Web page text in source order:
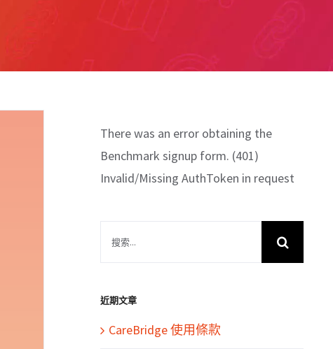
There was an error obtaining the
Benchmark signup form. (401)
Invalid/Missing AuthToken in request
果：
近期文章
CareBridge 使用條款